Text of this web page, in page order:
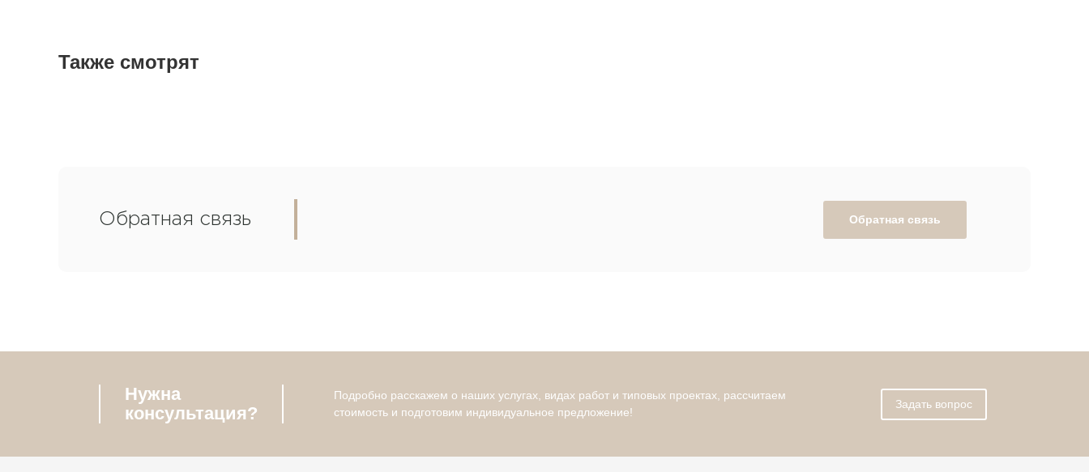
Также смотрят
Обратная связь Обратная связь
Нужна
консультация?
Подробно расскажем о наших услугах, видах работ и типовых проектах, рассчитаем
стоимость и подготовим индивидуальное предложение!
Задать вопрос